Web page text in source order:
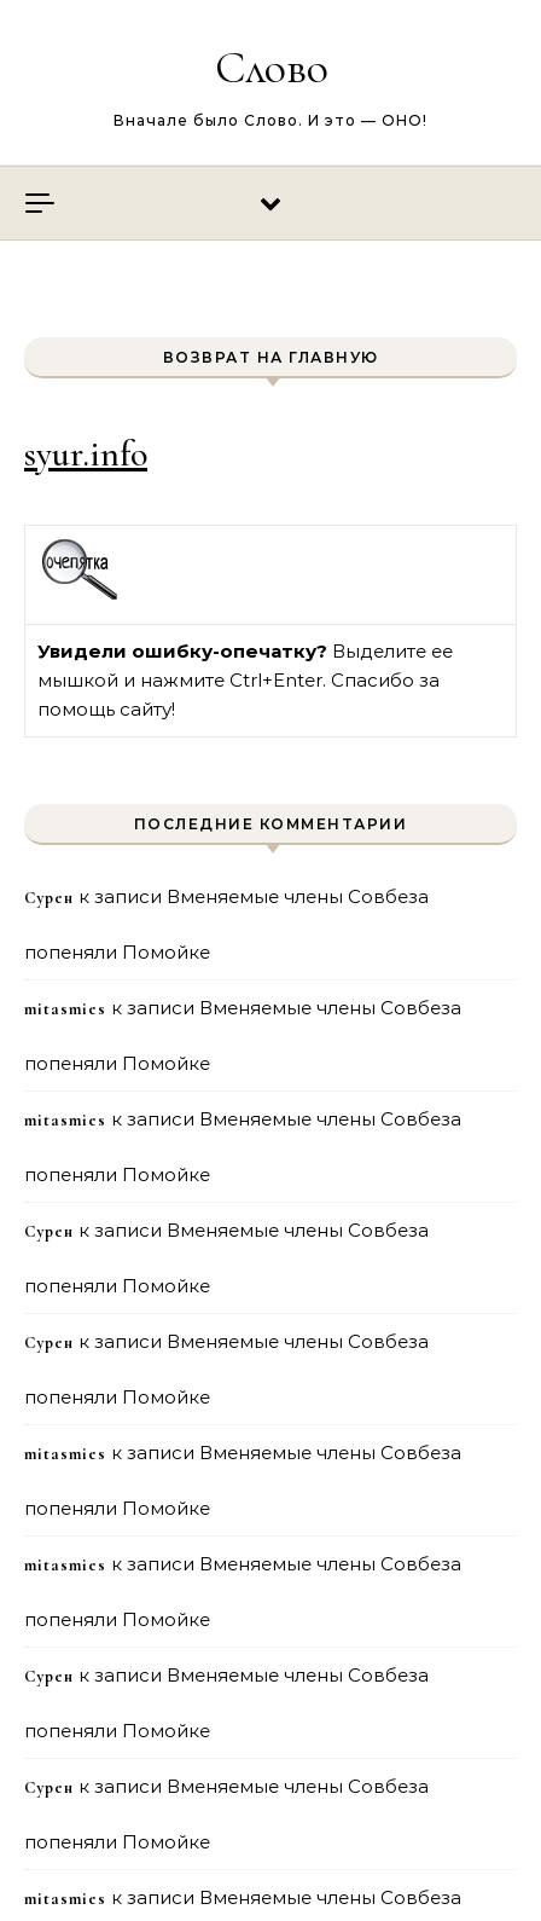
Слово
Вначале было Слово. И это — ОНО!
ВОЗВРАТ НА ГЛАВНУЮ
syur.info
Увидели ошибку-опечатку? Выделите ее
мышкой и нажмите Ctrl+Enter. Спасибо за
помощь сайту!
ПОСЛЕДНИЕ КОММЕНТАРИИ
Сурен к записи Вменяемые члены Совбеза
попеняли Помойке
mitasmies к записи Вменяемые члены Совбеза
попеняли Помойке
mitasmies к записи Вменяемые члены Совбеза
попеняли Помойке
Сурен к записи Вменяемые члены Совбеза
попеняли Помойке
Сурен к записи Вменяемые члены Совбеза
попеняли Помойке
mitasmies к записи Вменяемые члены Совбеза
попеняли Помойке
mitasmies к записи Вменяемые члены Совбеза
попеняли Помойке
Сурен к записи Вменяемые члены Совбеза
попеняли Помойке
Сурен к записи Вменяемые члены Совбеза
попеняли Помойке
mitasmies к записи Вменяемые члены Совбеза